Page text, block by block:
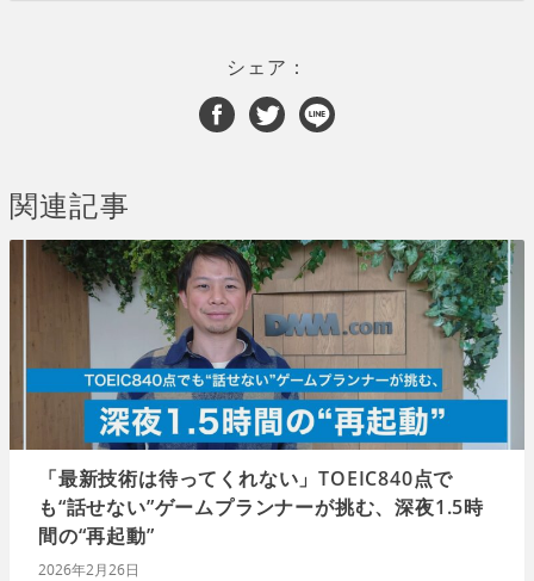
シェア：
関連記事
「最新技術は待ってくれない」TOEIC840点で
も“話せない”ゲームプランナーが挑む、深夜1.5時
間の“再起動”
2026年2月26日